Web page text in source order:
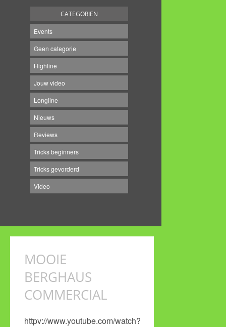
CATEGORIËN
Events
Geen categorie
Highline
Jouw video
Longline
Nieuws
Reviews
Tricks beginners
Tricks gevorderd
Video
MOOIE
BERGHAUS
COMMERCIAL
httpv://www.youtube.com/watch?